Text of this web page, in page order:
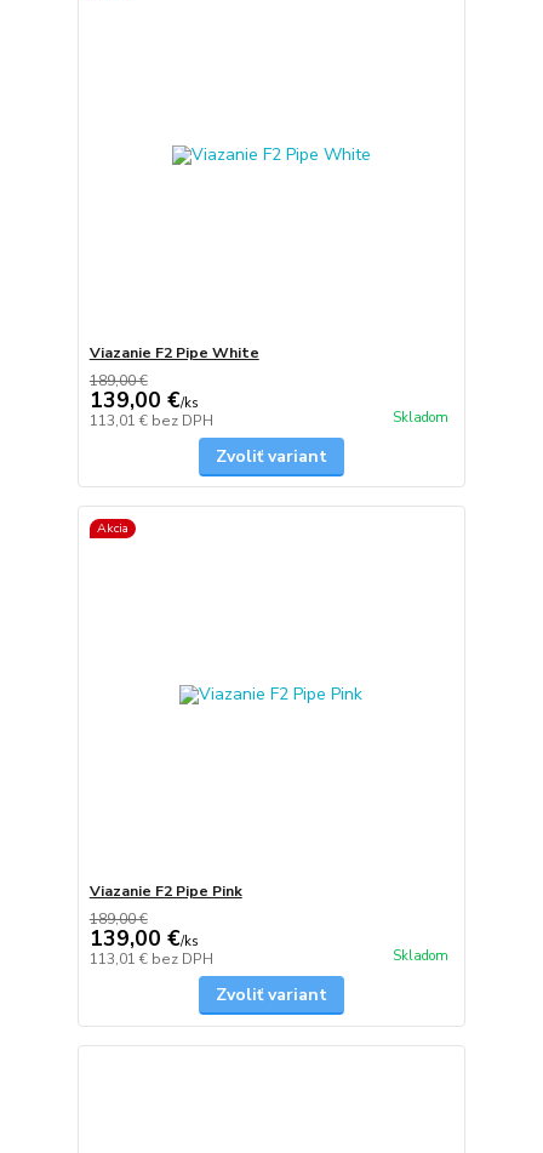
Viazanie F2 Pipe White
189,00 €
139,00 €/ks
113,01 € bez DPH Skladom
Zvoliť variant
Akcia
Viazanie F2 Pipe Pink
189,00 €
139,00 €/ks
113,01 € bez DPH Skladom
Zvoliť variant